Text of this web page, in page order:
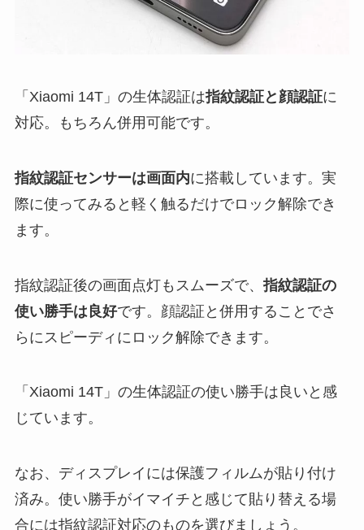
「Xiaomi 14T」の生体認証は指紋認証と顔認証に
対応。もちろん併用可能です。
指紋認証センサーは画面内に搭載しています。実
際に使ってみると軽く触るだけでロック解除でき
ます。
指紋認証後の画面点灯もスムーズで、 指紋認証の
使い勝手は良好です。顔認証と併用することでさ
らにスピーディにロック解除できます。
「Xiaomi 14T」の生体認証の使い勝手は良いと感
じています。
なお、ディスプレイには保護フィルムが貼り付け
済み。使い勝手がイマイチと感じて貼り替える場
合には指紋認証対応のものを選びましょう。